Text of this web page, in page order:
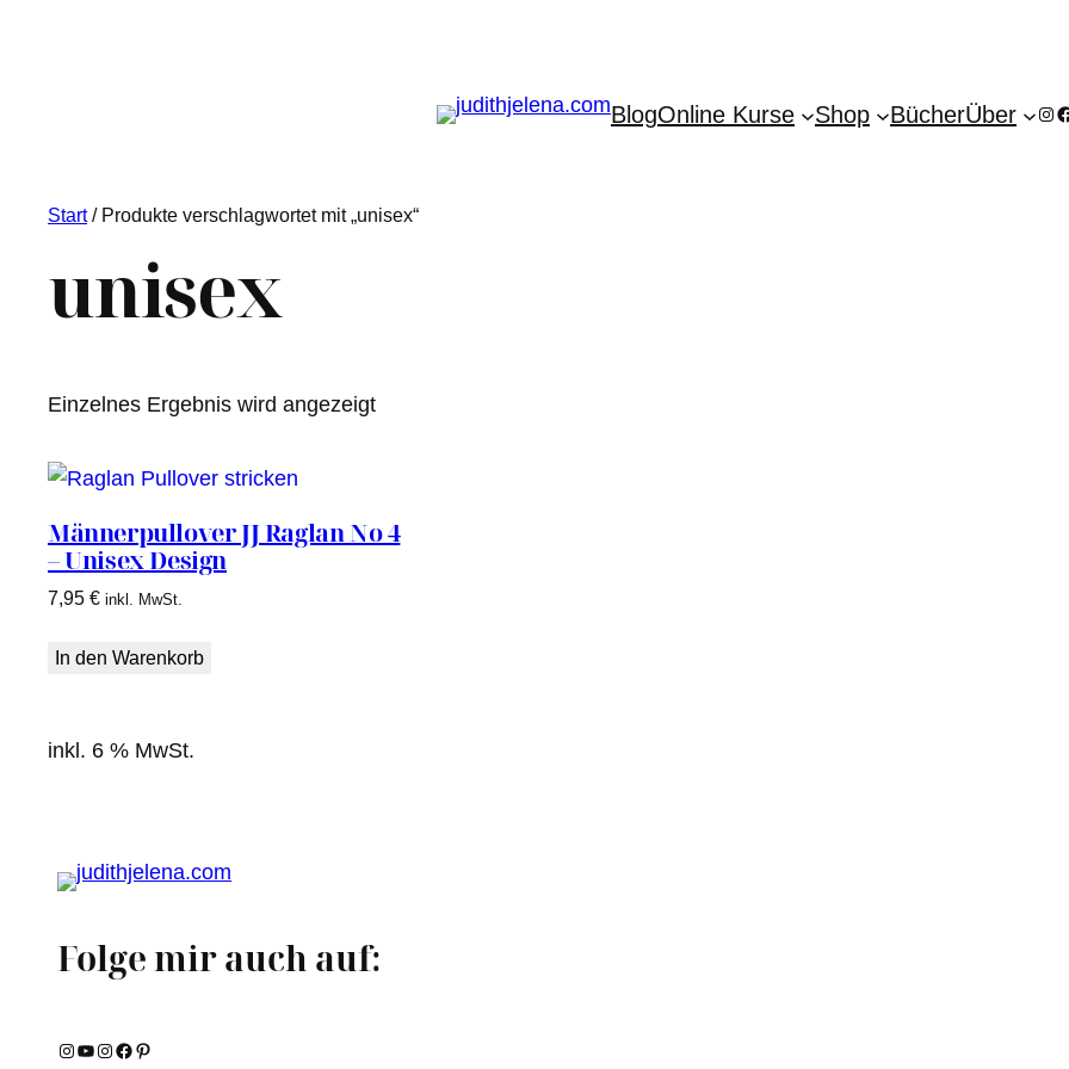
BlogOnline Kurse Shop BücherÜber
Start/ Produkte verschlagwortet mit „unisex“
unisex
Einzelnes Ergebnis wird angezeigt
Männerpullover JJ Raglan No 4
– Unisex Design
7,95 € inkl. MwSt.
In den Warenkorb
inkl. 6 % MwSt.
Folge mir auch auf:
Instagram YouTube Instagram Facebook Pinterest